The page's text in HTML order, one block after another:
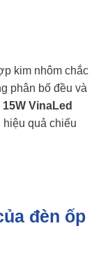
kim nhôm chắc
phân bố đều và
VinaLed
quả chiếu
đèn ốp